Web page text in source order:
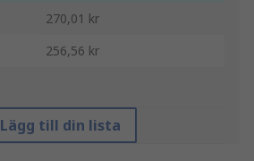
270,01 kr
256,56 kr
Lägg till din lista